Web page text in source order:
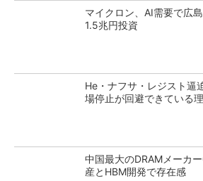
マイクロン、AI需要で広
1.5兆円投資
He・ナフサ・レジスト
場停止が回避できている
中国最大のDRAMメーカ
産とHBM開発で存在感